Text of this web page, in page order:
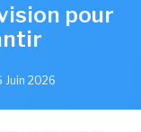
pour
Juin 2026